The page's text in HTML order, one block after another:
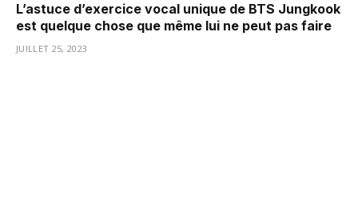
L’astuce d’exercice vocal unique de BTS Jungkook
est quelque chose que même lui ne peut pas faire
JUILLET 25, 2023